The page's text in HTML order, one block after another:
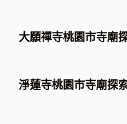
大願禪寺桃園市寺廟
淨蓮寺桃園市寺廟探